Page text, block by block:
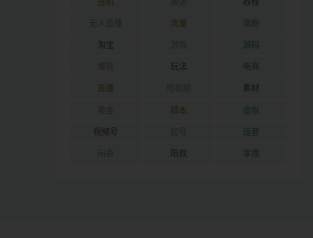
挂机 教程
流量 涨粉
淘宝 源码
玩法 电商
直播 素材
脚本 虚拟
视频号 运营
阳叔 零撸